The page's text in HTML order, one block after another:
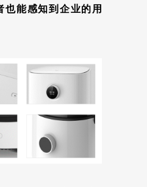
也能感知到企业的用